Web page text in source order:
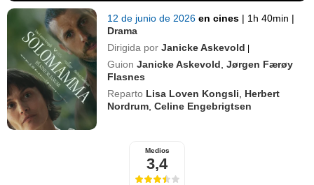
12 de junio de 2026en cines | 1h 40min |
Drama
Dirigida por Janicke Askevold |
Guion Janicke Askevold ,Jørgen Færøy
Flasnes
Reparto Lisa Loven Kongsli
Herbert
Nordrum ,Celine Engebrigtsen
Medios
3,4